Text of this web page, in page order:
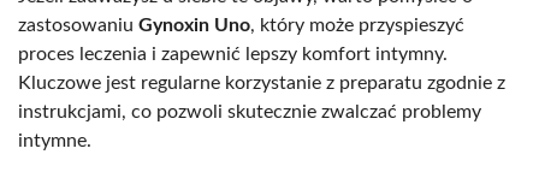
zastosowaniu Gynoxin Uno, który może przyspieszyć
proces leczenia i zapewnić lepszy komfort intymny.
Kluczowe jest regularne korzystanie z preparatu zgodnie z
instrukcjami, co pozwoli skutecznie zwalczać problemy
intymne.